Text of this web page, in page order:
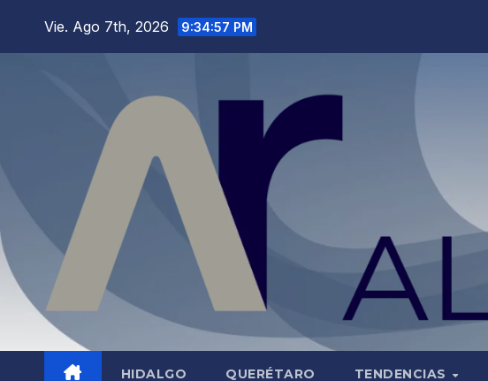
Vie. Ago 7th, 2026 9:34:58 PM
HIDALGO QUERÉTARO TENDENCIAS